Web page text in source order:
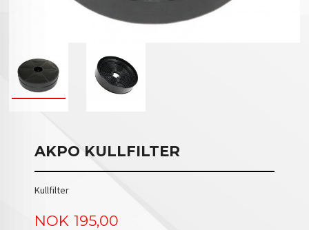
AKPO KULLFILTER
Kullfilter
Pris
NOK 195,00